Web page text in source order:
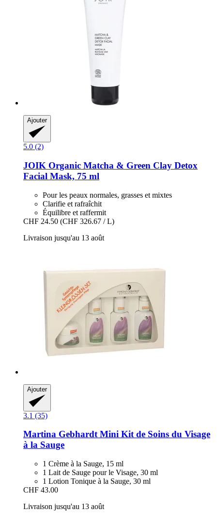
Ajouter
5.0 (2)
JOIK Organic Matcha & Green Clay Detox
Facial Mask, 75 ml
Pour les peaux normales, grasses et mixtes
Clarifie et rafraîchit
Équilibre et raffermit
CHF 24.50 (CHF 326.67 / L)
Livraison jusqu'au 13 août
Ajouter
3.1 (35)
Martina GebhardtMini Kit de Soins du Visage
à la Sauge
1 Crème à la Sauge, 15 ml
1 Lait de Sauge pour le Visage, 30 ml
1 Lotion Tonique à la Sauge, 30 ml
CHF 43.00
Livraison jusqu'au 13 août